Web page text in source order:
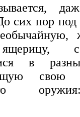
сих пор
ящерицу,
в